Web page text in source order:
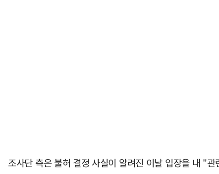
조사단 측은 불허 결정 사실이 알려진 이날 입장을 내 "